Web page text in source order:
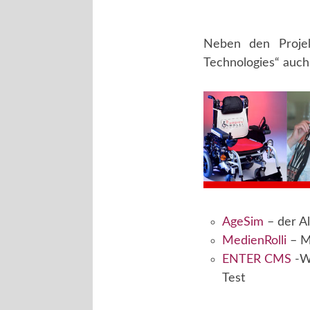
Neben den
Technologies“
AgeSim – der
MedienRolli–
ENTER CMS -
Test